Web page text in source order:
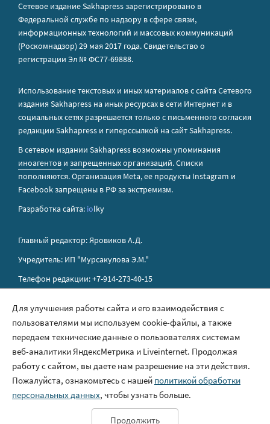
Сетевое издание Sakhapress зарегистрировано в
Федеральной службе по надзору в сфере связи,
информационных технологий и массовых коммуникаций
(Роскомнадзор) 29 мая 2017 года. Свидетельство о
регистрации Эл № ФС77-69888.
Использование текстовых и иных материалов с сайта Сетевого
издания Sakhapress на иных ресурсах в сети Интернет и в
социальных сетях разрешается только с письменного согласия
редакции Sakhapress и гиперссылкой на сайт Sakhapress.
В сетевом издании Sakhapress возможны упоминания
иноагентов и запрещенных организаций. Списки
пополняются. Организация Metа, ее продукты Instagram и
Facebook запрещены в РФ за экстремизм.
Разработка сайта: iolky
Главный редактор: Яровиков А.Д.
Учредитель: ИП "Мурсакулова Э.М."
Телефон редакции: +7-914-273-40-15
Правила сайта
Политика обработки персональных данных
Размещение рекламы
Контакты
Для улучшения работы сайта и его взаимодействия с
пользователями мы используем cookie-файлы, а также
передаем технические данные о пользователях системам
веб-аналитики ЯндексМетрика и Liveinternet. Продолжая
работу с сайтом, вы даете нам разрешение на эти действия.
Пожалуйста, ознакомьтесь с нашей политикой обработки
персональных данных, чтобы узнать больше.
Продолжить